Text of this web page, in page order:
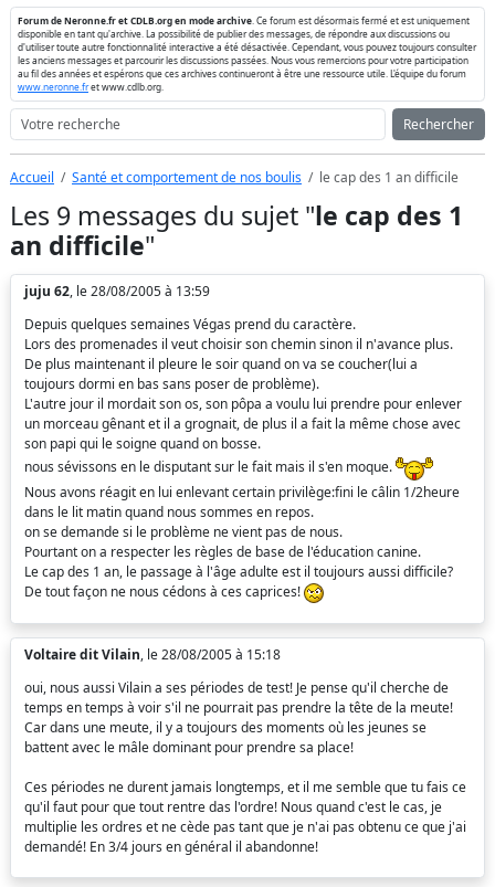
Forum de Neronne.fr et CDLB.org en mode archive . Ce forum est désormais fermé et est uniquement
disponible en tant qu'archive. La possibilité de publier des messages, de répondre aux discussions ou
d'utiliser toute autre fonctionnalité interactive a été désactivée. Cependant, vous pouvez toujours consulter
les anciens messages et parcourir les discussions passées. Nous vous remercions pour votre participation
au fil des années et espérons que ces archives continueront à être une ressource utile. L'équipe du forum
www.neronne.fret www.cdlb.org.
Rechercher
Accueil Santé et comportement de nos boulis le cap des 1 an difficile
Les 9 messages du sujet "le cap des 1
an difficile"
juju 62, le 28/08/2005 à 13:59
Depuis quelques semaines Végas prend du caractère.
Lors des promenades il veut choisir son chemin sinon il n'avance plus.
De plus maintenant il pleure le soir quand on va se coucher(lui a
toujours dormi en bas sans poser de problème).
L'autre jour il mordait son os, son pôpa a voulu lui prendre pour enlever
un morceau gênant et il a grognait, de plus il a fait la même chose avec
son papi qui le soigne quand on bosse.
nous sévissons en le disputant sur le fait mais il s'en moque.
Nous avons réagit en lui enlevant certain privilège:fini le câlin 1/2heure
dans le lit matin quand nous sommes en repos.
on se demande si le problème ne vient pas de nous.
Pourtant on a respecter les règles de base de l'éducation canine.
Le cap des 1 an, le passage à l'âge adulte est il toujours aussi difficile?
De tout façon ne nous cédons à ces caprices!
Voltaire dit Vilain, le 28/08/2005 à 15:18
oui, nous aussi Vilain a ses périodes de test! Je pense qu'il cherche de
temps en temps à voir s'il ne pourrait pas prendre la tête de la meute!
Car dans une meute, il y a toujours des moments où les jeunes se
battent avec le mâle dominant pour prendre sa place!
Ces périodes ne durent jamais longtemps, et il me semble que tu fais ce
qu'il faut pour que tout rentre das l'ordre! Nous quand c'est le cas, je
multiplie les ordres et ne cède pas tant que je n'ai pas obtenu ce que j'ai
demandé! En 3/4 jours en général il abandonne!